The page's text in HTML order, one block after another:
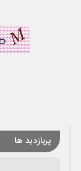
پربازدید ها